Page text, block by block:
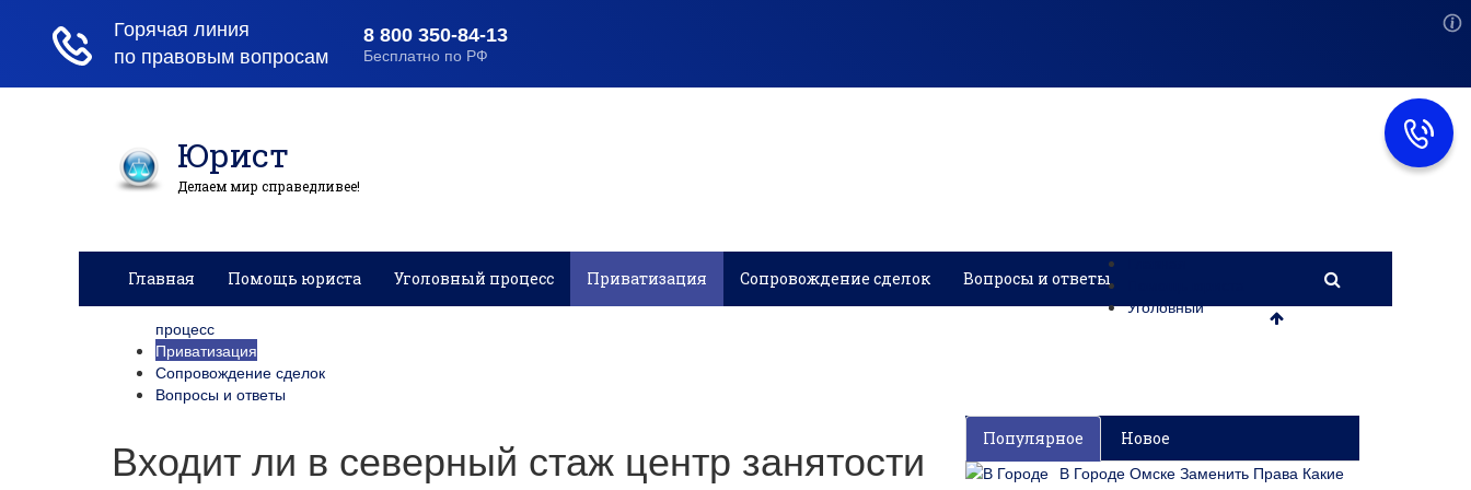
Юрист
Делаем мир справедливее!
Главная Помощь юриста Уголовный процесс Приватизация Сопровождение сделок Вопросы и ответы
Уголовный
процесс
Приватизация
Сопровождение сделок
Вопросы и ответы
Входит ли в северный стаж центр занятости Популярное Новое
В Городе Омске Заменить Права Какие